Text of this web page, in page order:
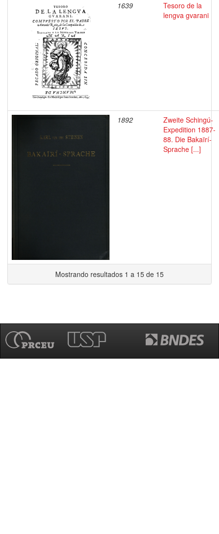
1639
Tesoro de la
lengva gvarani
1892
Zweite Schingú-
Expedition 1887-
88. Die Bakaïrí-
Sprache [...]
Mostrando resultados 1 a 15 de 15